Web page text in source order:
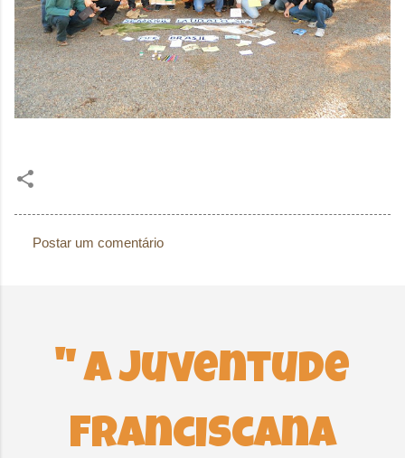
C
Postar um comentário
" A Juventude
Franciscana